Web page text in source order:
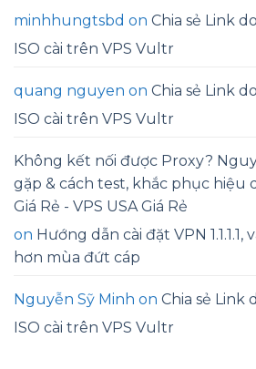
minhhungtsbd on Chia sẻ Link
ISO cài trên VPS Vultr
quang nguyen on Chia sẻ Link
ISO cài trên VPS Vultr
Không kết nối được Proxy?
gặp & cách test, khắc phục hiệu
Giá Rẻ - VPS USA Giá Rẻ
on Hướng dẫn cài đặt VPN
hơn mùa đứt cáp
Nguyễn Sỹ Minh on Chia sẻ Link
ISO cài trên VPS Vultr